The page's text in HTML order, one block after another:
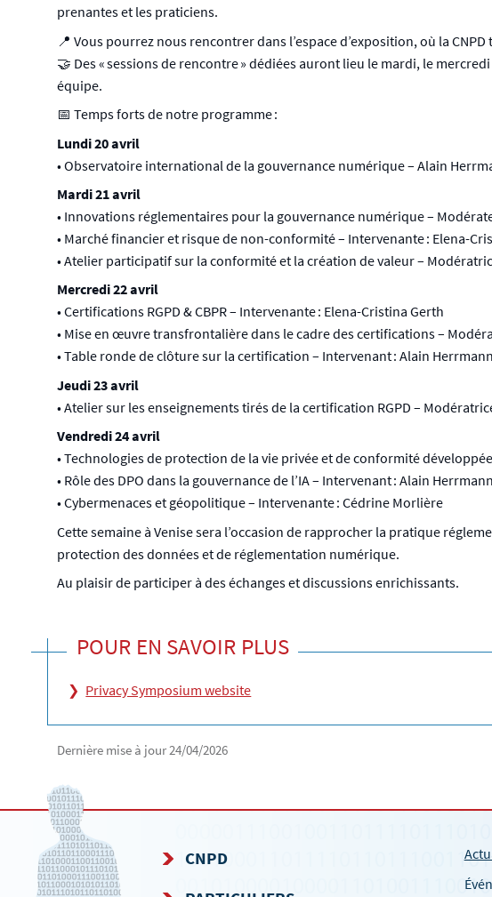
prenantes et les praticiens.
📍 Vous pourrez nous rencontrer dans l’espace d’exposition, où la
🤝 Des « sessions de rencontre » dédiées auront lieu le mardi, le
équipe.
📅 Temps forts de notre programme :
Lundi 20 avril
• Observatoire international de la gouvernance numérique – Alain
Mardi 21 avril
• Innovations réglementaires pour la gouvernance numérique –
• Marché financier et risque de non-conformité – Intervenante : Elena-
• Atelier participatif sur la conformité et la création de valeur –
Mercredi 22 avril
• Certifications RGPD & CBPR – Intervenante : Elena-Cristina Gerth
• Mise en œuvre transfrontalière dans le cadre des certifications –
• Table ronde de clôture sur la certification – Intervenant : Alain Herrmann
Jeudi 23 avril
• Atelier sur les enseignements tirés de la certification RGPD –
Vendredi 24 avril
• Technologies de protection de la vie privée et de conformité
• Rôle des DPO dans la gouvernance de l’IA – Intervenant : Alain Herrmann
• Cybermenaces et géopolitique – Intervenante : Cédrine Morlière
Cette semaine à Venise sera l’occasion de rapprocher la pratique
protection des données et de réglementation numérique.
Au plaisir de participer à des échanges et discussions enrichissants.
POUR EN SAVOIR PLUS
Privacy Symposium website
Dernière mise à jour24/04/2026
CNPD